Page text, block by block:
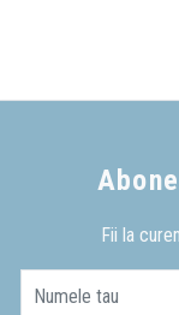
Fii la
Numele tau